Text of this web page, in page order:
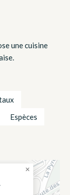
une cuisine
Espèces
×